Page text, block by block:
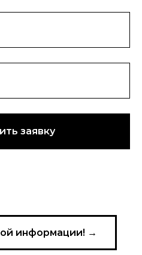
заявку
информации! →